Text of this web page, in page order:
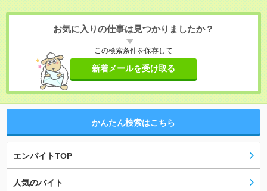
お気に入りの仕事は見つかりましたか？
この検索条件を保存して
新着メールを受け取る
かんたん検索はこちら
エンバイトTOP
人気のバイト